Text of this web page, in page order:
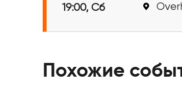
19:00, Сб
Похожие